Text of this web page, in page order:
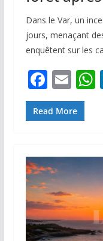
Dans le Var, un
jours, menaçant
enquêtent sur les
F
ac
e
o
o
k
E
m
ai
Read More